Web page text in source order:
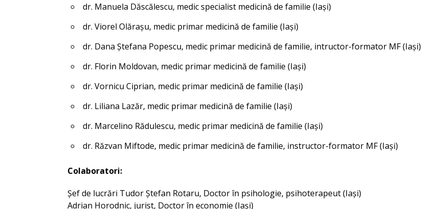
dr. Manuela Dăscălescu, medic specialist medicină de familie (Iași)
dr. Viorel Olărașu, medic primar medicină de familie (Iași)
dr. Dana Ștefana Popescu, medic primar medicină de familie, intructor-formator MF (Iași)
dr. Florin Moldovan, medic primar medicină de familie (Iași)
dr. Vornicu Ciprian, medic primar medicină de familie (Iași)
dr. Liliana Lazăr, medic primar medicină de familie (Iași)
dr. Marcelino Rădulescu, medic primar medicină de familie (Iași)
dr. Răzvan Miftode, medic primar medicină de familie, instructor-formator MF (Iași)
Colaboratori:
Șef de lucrări Tudor Ștefan Rotaru, Doctor în psihologie, psihoterapeut (Iași)
Adrian Horodnic, jurist, Doctor în economie (Iași)